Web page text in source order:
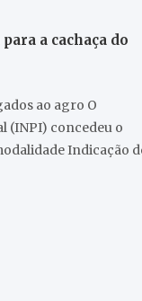
a cachaça do
ao agro O
(INPI) concedeu o
Indicação